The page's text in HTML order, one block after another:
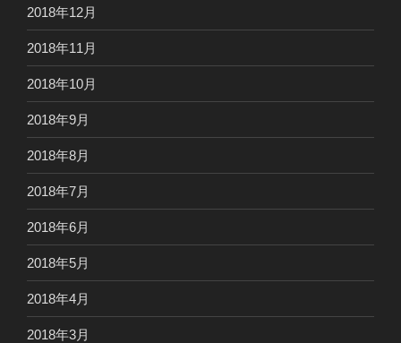
2018年12月
2018年11月
2018年10月
2018年9月
2018年8月
2018年7月
2018年6月
2018年5月
2018年4月
2018年3月